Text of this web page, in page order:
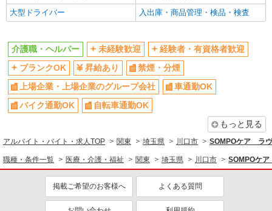
大型ドライバー
入出庫・商品管理・検品・検査
介護職・ヘルパー 未経験歓迎
経験者・有資格者歓迎
ブランクOK
昇給あり
禁煙・分煙
上場企業・上場企業のグループ会社
車通勤OK
バイク通勤OK
自転車通勤OK
もっと見る
アルバイト・バイト・求人TOP 関東 埼玉県 川口市 SOMPOケア ラ
職種・条件一覧 医療・介護・福祉 関東 埼玉県 川口市 SOMPOケ
掲載ご希望のお客様へ よくある質問